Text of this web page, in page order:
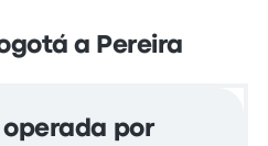
a Pereira
por